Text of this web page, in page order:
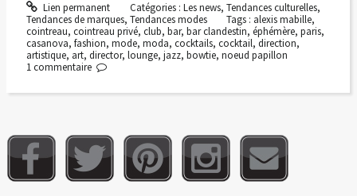
Lien permanent Catégories : Les news, Tendances culturelles,
Tendances de marques, Tendances modes Tags : alexis mabille,
cointreau, cointreau privé, club, bar, bar clandestin, éphémère, paris,
casanova, fashion, mode, moda, cocktails, cocktail, direction,
artistique, art, director, lounge, jazz, bowtie, noeud papillon
1 commentaire